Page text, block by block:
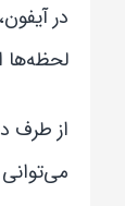
در
لحظه‌ها
از طرف